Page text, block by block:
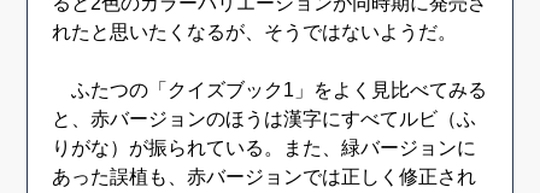
れたと思いたくなるが、そうではないようだ。
ふたつの「クイズブック1」をよく見比べてみる
と、赤バージョンのほうは漢字にすべてルビ（ふ
りがな）が振られている。また、緑バージョンに
あった誤植も、赤バージョンでは正しく修正され